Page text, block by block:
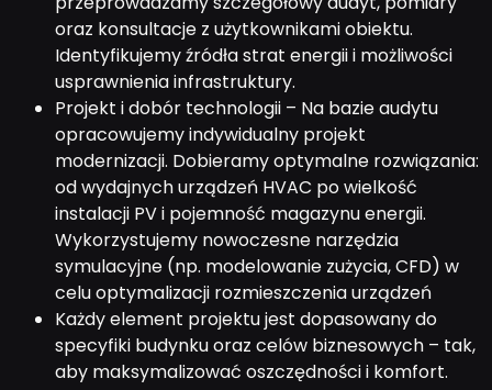
oraz konsultacje z użytkownikami obiektu.
Identyfikujemy źródła strat energii i możliwości
usprawnienia infrastruktury.
Projekt i dobór technologii – Na bazie audytu
opracowujemy indywidualny projekt
modernizacji. Dobieramy optymalne rozwiązania:
od wydajnych urządzeń HVAC po wielkość
instalacji PV i pojemność magazynu energii.
Wykorzystujemy nowoczesne narzędzia
symulacyjne (np. modelowanie zużycia, CFD) w
celu optymalizacji rozmieszczenia urządzeń
Każdy element projektu jest dopasowany do
specyfiki budynku oraz celów biznesowych – tak,
aby maksymalizować oszczędności i komfort.